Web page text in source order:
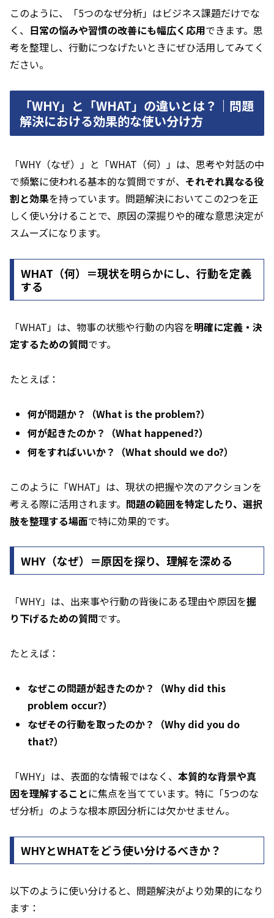
このように、「5つのなぜ分析」はビジネス課題だけでな
く、 日常の悩みや習慣の改善にも幅広く応用できます。思
考を整理し、行動につなげたいときにぜひ活用してみてく
ださい。
「WHY」と「WHAT」の違いとは？｜問題
解決における効果的な使い分け方
「WHY（なぜ）」と「WHAT（何）」は、思考や対話の中
で頻繁に使われる基本的な質問ですが、 それぞれ異なる役
割と効果を持っています。問題解決においてこの2つを正
しく使い分けることで、原因の深掘りや的確な意思決定が
スムーズになります。
WHAT（何）＝現状を明らかにし、行動を定義
する
「WHAT」は、物事の状態や行動の内容を明確に定義・決
定するための質問です。
たとえば：
何が問題か？（What is the problem?）
何が起きたのか？（What happened?）
何をすればいいか？（What should we do?）
このように「WHAT」は、現状の把握や次のアクションを
考える際に活用されます。 問題の範囲を特定したり、選択
肢を整理する場面で特に効果的です。
WHY（なぜ）＝原因を探り、理解を深める
「WHY」は、出来事や行動の背後にある理由や原因を掘
り下げるための質問です。
たとえば：
なぜこの問題が起きたのか？（Why did this
problem occur?）
なぜその行動を取ったのか？（Why did you do
that?）
「WHY」は、表面的な情報ではなく、 本質的な背景や真
因を理解することに焦点を当てています。特に「5つのな
ぜ分析」のような根本原因分析には欠かせません。
WHYとWHATをどう使い分けるべきか？
以下のように使い分けると、問題解決がより効果的になり
ます：